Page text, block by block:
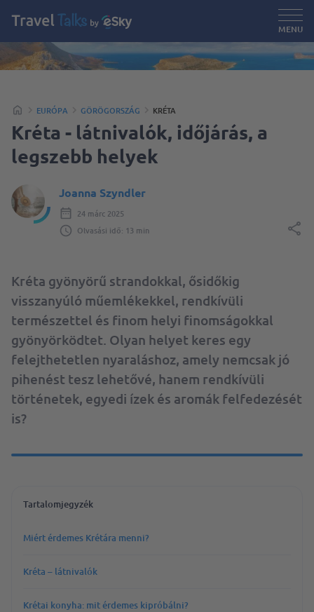
MENU
EURÓPA GÖRÖGORSZÁG KRÉTA
Kréta - látnivalók, időjárás, a
legszebb helyek
Joanna Szyndler
24 márc 2025
Olvasási idő: 13 min
Kréta gyönyörű strandokkal, ősidőkig
visszanyúló műemlékekkel, rendkívüli
természettel és finom helyi finomságokkal
gyönyörködtet. Olyan helyet keres egy
felejthetetlen nyaraláshoz, amely nemcsak jó
pihenést tesz lehetővé, hanem rendkívüli
történetek, egyedi ízek és aromák felfedezését
is?
Tartalomjegyzék
Miért érdemes Krétára menni?
Kréta – látnivalók
Krétai konyha: mit érdemes kipróbálni?